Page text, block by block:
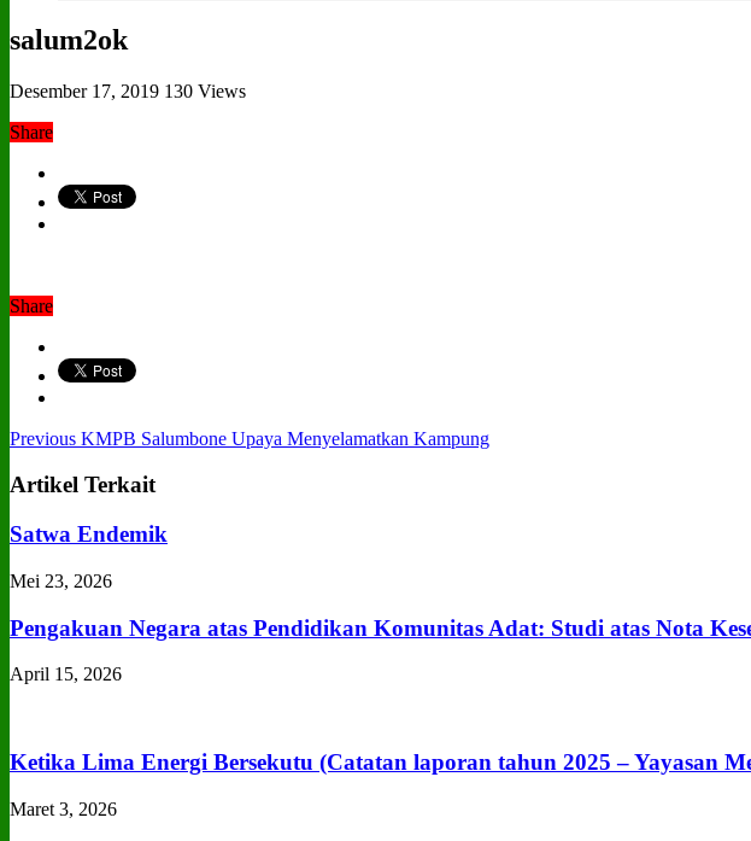
salum2ok
Desember 17, 2019 130 Views
Share
Share
Previous KMPB Salumbone Upaya Menyelamatkan Kampung
Artikel Terkait
Satwa Endemik
Mei 23, 2026
Pengakuan Negara atas Pendidikan Komunitas Adat: Studi atas Nota
April 15, 2026
Ketika Lima Energi Bersekutu (Catatan laporan tahun 2025 – Yayasan
Maret 3, 2026